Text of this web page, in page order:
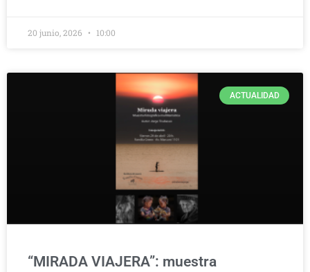
20 junio, 2026 10:00
ACTUALIDAD
“MIRADA VIAJERA”: muestra